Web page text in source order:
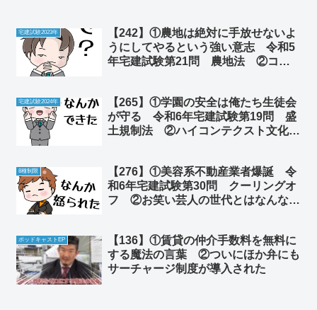
宅建試験2023年
【242】①農地は絶対に手放せないよ
うにしてやるという強い意志 令和5
年宅建試験第21問 農地法 ②コモ
宅建試験2024年
【265】①学園の安全は俺たち生徒会
が守る 令和6年宅建試験第19問 盛
土規制法 ②ハイコンテクスト文化と
8種制限
【276】①美容系不動産業者爆誕 令
和6年宅建試験第30問 クーリングオ
フ ②お笑い芸人の世代とはなんなの
ポッドキャストEP
【136】①賃貸の仲介手数料を無料に
する魔法の言葉 ②ついにほか弁にも
サーチャージ制度が導入された